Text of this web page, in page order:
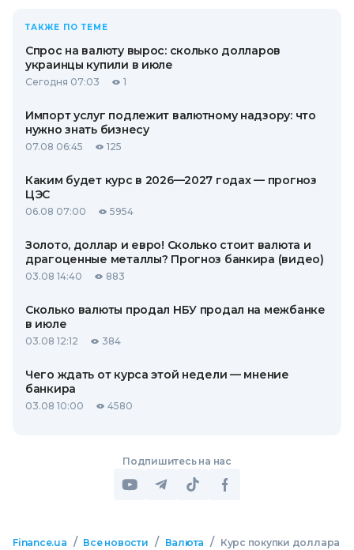
ТАКЖЕ ПО ТЕМЕ
Спрос на валюту вырос: сколько долларов
украинцы купили в июле
Сегодня 07:03 1
Импорт услуг подлежит валютному надзору: что
нужно знать бизнесу
07.08 06:45 125
Каким будет курс в 2026—2027 годах — прогноз
ЦЭС
06.08 07:00 5954
Золото, доллар и евро! Сколько стоит валюта и
драгоценные металлы? Прогноз банкира (видео)
03.08 14:40 883
Сколько валюты продал НБУ продал на межбанке
в июле
03.08 12:12 384
Чего ждать от курса этой недели — мнение
банкира
03.08 10:00 4580
Подпишитесь на нас
Finance.ua / Все новости / Валюта /
Курс покупки доллара